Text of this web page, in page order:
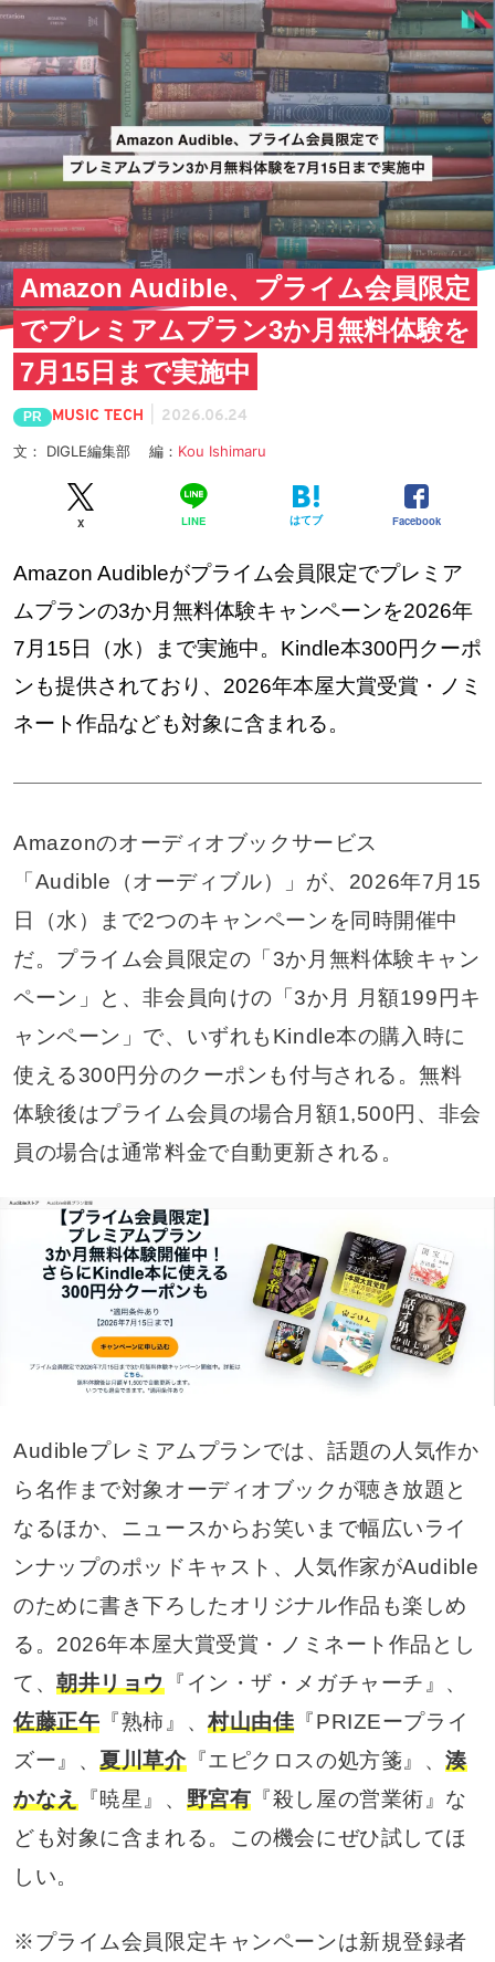
Amazon Audible、プライム会員限定
でプレミアムプラン3か月無料体験を
7月15日まで実施中
PR MUSIC TECH 2026.06.24
文： DIGLE編集部 編： Kou Ishimaru
X LINE はてブ Facebook
Amazon Audibleがプライム会員限定でプレミア
ムプランの3か月無料体験キャンペーンを2026年
7月15日（水）まで実施中。Kindle本300円クーポ
ンも提供されており、2026年本屋大賞受賞・ノミ
ネート作品なども対象に含まれる。
Amazonのオーディオブックサービス
「Audible（オーディブル）」が、2026年7月15
日（水）まで2つのキャンペーンを同時開催中
だ。プライム会員限定の「3か月無料体験キャン
ペーン」と、非会員向けの「3か月 月額199円キ
ャンペーン」で、いずれもKindle本の購入時に
使える300円分のクーポンも付与される。無料
体験後はプライム会員の場合月額1,500円、非会
員の場合は通常料金で自動更新される。
Audibleプレミアムプランでは、話題の人気作か
ら名作まで対象オーディオブックが聴き放題と
なるほか、ニュースからお笑いまで幅広いライ
ンナップのポッドキャスト、人気作家がAudible
のために書き下ろしたオリジナル作品も楽しめ
る。2026年本屋大賞受賞・ノミネート作品とし
て、朝井リョウ『イン・ザ・メガチャーチ』、
佐藤正午 『熟柿』、村山由佳 『PRIZEープライ
ズー』、夏川草介『エピクロスの処方箋』、湊
かなえ『暁星』、 野宮有 『殺し屋の営業術』な
ども対象に含まれる。この機会にぜひ試してほ
しい。
※プライム会員限定キャンペーンは新規登録者